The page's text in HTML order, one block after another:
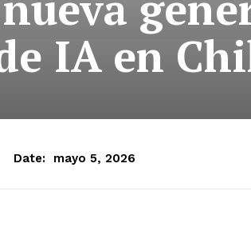
IA en
Date: mayo 5, 2026